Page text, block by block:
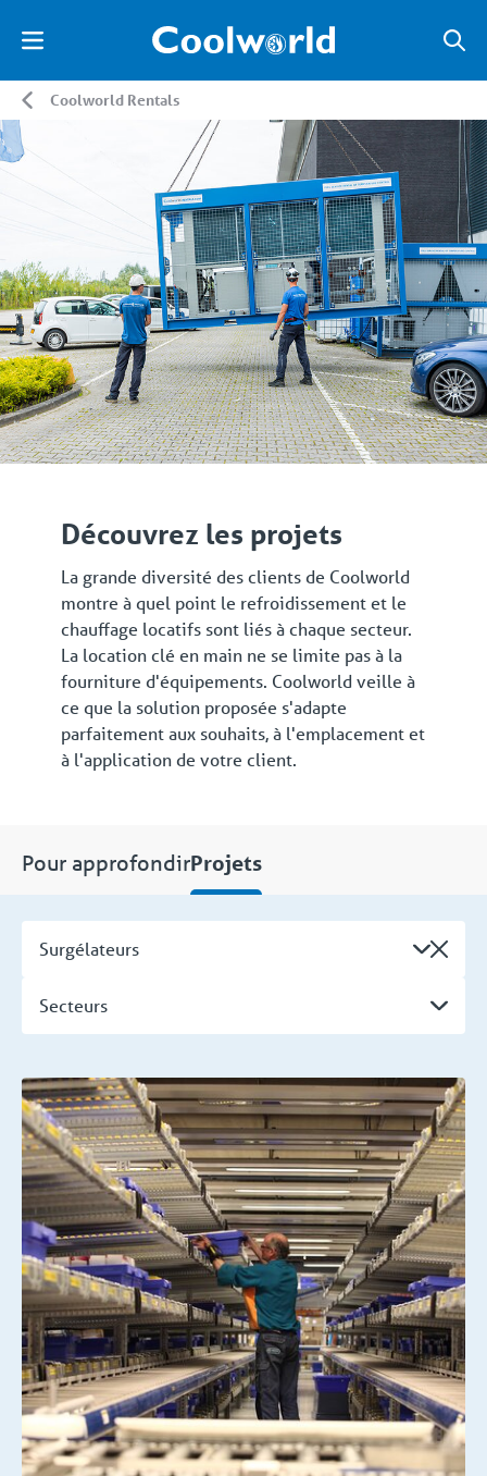
Coolworld Rentals
Découvrez les projets
La grande diversité des clients de Coolworld
montre à quel point le refroidissement et le
chauffage locatifs sont liés à chaque secteur.
La location clé en main ne se limite pas à la
fourniture d'équipements. Coolworld veille à
ce que la solution proposée s'adapte
parfaitement aux souhaits, à l'emplacement et
à l'application de votre client.
Pour approfondirProjets
Surgélateurs
Secteurs